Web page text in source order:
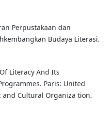
Perpustakaan dan
Budaya Literasi.
Literacy And Its
Paris: United
and Cultural Organiza tion.